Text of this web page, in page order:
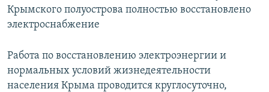
Все сайты RFE/RL
Крымского полуострова полностью восстановлено
электроснабжение
Работа по восстановлению электроэнергии и
нормальных условий жизнедеятельности
населения Крыма проводится круглосуточно,